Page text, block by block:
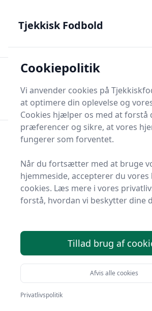
dansk
Søg nu
Jakub Klíma
Tjekkisk Fodbold
Cookiepolitik
Vi anvender cookies på
at optimere din oplevelse og
Cookies hjælper os med at forstå
præferencer og sikre, at vores
fungerer som forventet.
Når du fortsætter med at bruge
hjemmeside, accepterer du
cookies. Læs mere i vores
forstå, hvordan vi beskytter dine
Tillad brug af
Afvis alle cookies
Privatlivspolitik